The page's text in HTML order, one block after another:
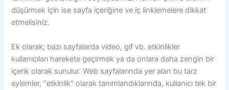
düşürmek için ise sayfa içeriğine ve iç linklemelere dikkat
etmelisiniz.
Ek olarak; bazı sayfalarda video, gif vb. etkinlikler
kullanıcıları harekete geçirmek ya da onlara daha zengin bir
içerik olarak sunulur. Web sayfalarında yer alan bu tarz
eylemler, “etkinlik” olarak tanımlandıklarında, kullanıcı tek bir